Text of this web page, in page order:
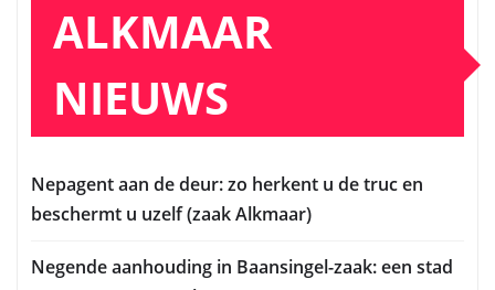
ALKMAAR
NIEUWS
Nepagent aan de deur: zo herkent u de truc en
beschermt u uzelf (zaak Alkmaar)
Negende aanhouding in Baansingel-zaak: een stad